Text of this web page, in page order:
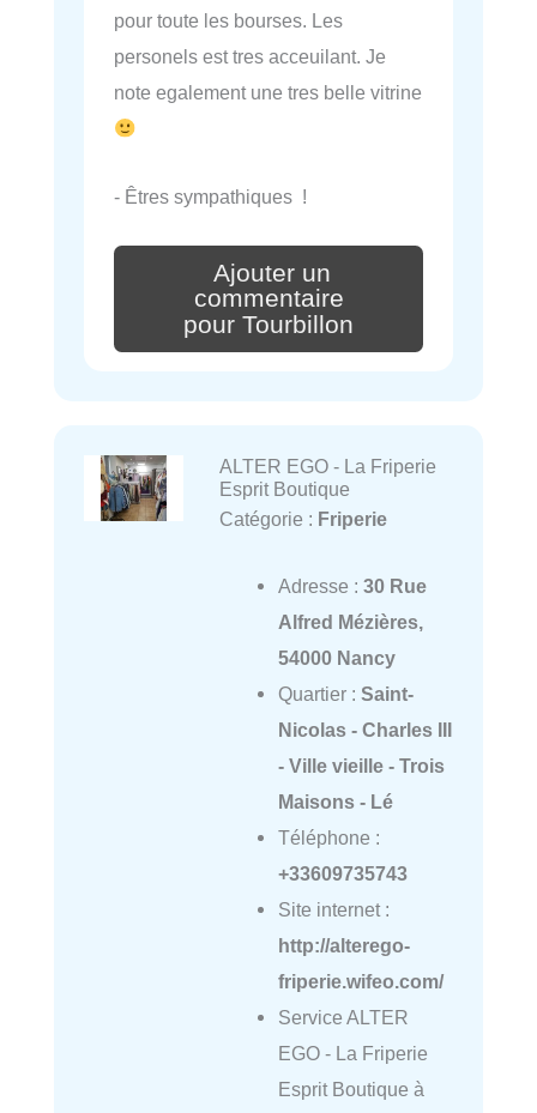
pour toute les bourses. Les
personels est tres acceuilant. Je
note egalement une tres belle vitrine
- Êtres sympathiques !
Ajouter un
commentaire
pour Tourbillon
ALTER EGO - La Friperie
Esprit Boutique
Catégorie : Friperie
Adresse : 30 Rue
Alfred Mézières,
54000 Nancy
Quartier : Saint-
Nicolas - Charles III
- Ville vieille - Trois
Maisons - Lé
Téléphone :
+33609735743
Site internet :
http://alterego-
friperie.wifeo.com/
Service ALTER
EGO - La Friperie
Esprit Boutique à